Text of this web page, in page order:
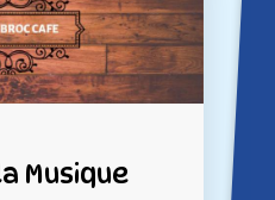
Musique